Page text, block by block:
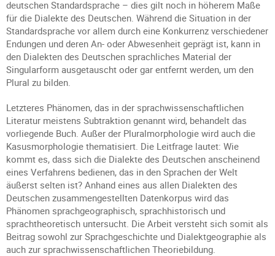
deutschen Standardsprache – dies gilt noch in höherem Maße
für die Dialekte des Deutschen. Während die Situation in der
Standardsprache vor allem durch eine Konkurrenz verschiedener
Endungen und deren An- oder Abwesenheit geprägt ist, kann in
den Dialekten des Deutschen sprachliches Material der
Singularform ausgetauscht oder gar entfernt werden, um den
Plural zu bilden.
Letzteres Phänomen, das in der sprachwissenschaftlichen
Literatur meistens Subtraktion genannt wird, behandelt das
vorliegende Buch. Außer der Pluralmorphologie wird auch die
Kasusmorphologie thematisiert. Die Leitfrage lautet: Wie
kommt es, dass sich die Dialekte des Deutschen anscheinend
eines Verfahrens bedienen, das in den Sprachen der Welt
äußerst selten ist? Anhand eines aus allen Dialekten des
Deutschen zusammengestellten Datenkorpus wird das
Phänomen sprachgeographisch, sprachhistorisch und
sprachtheoretisch untersucht. Die Arbeit versteht sich somit als
Beitrag sowohl zur Sprachgeschichte und Dialektgeographie als
auch zur sprachwissenschaftlichen Theoriebildung.